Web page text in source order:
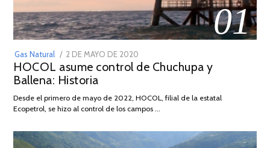
01
Gas Natural
POSTED
ON
2 DE MAYO DE 2020
DE
2026
HOCOL asume control de Chuchupa y
Ballena: Historia
Desde el primero de mayo de 2022, HOCOL, filial de la estatal
Ecopetrol, se hizo al control de los campos …